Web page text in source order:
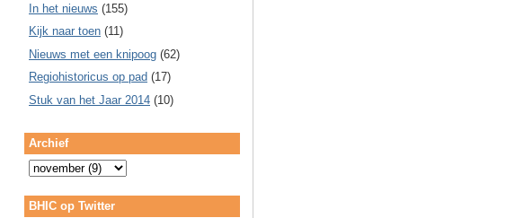
In het nieuws (155)
Kijk naar toen (11)
Nieuws met een knipoog (62)
Regiohistoricus op pad (17)
Stuk van het Jaar 2014 (10)
Archief
BHIC op Twitter